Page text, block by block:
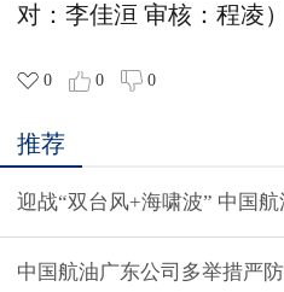
对：李佳洹 审核：程凌）
0 0 0
推荐
迎战“双台风+海啸波” 中国
中国航油广东公司多举措严